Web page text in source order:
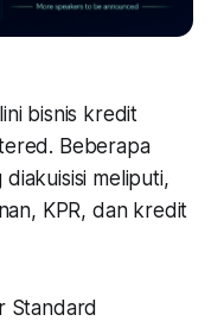
bisnis kredit
Beberapa
meliputi,
KPR, dan kredit
Standard